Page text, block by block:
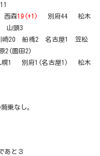
森19(+1)
別府44 松木
山頭3
崎20 船橋2 名古屋1 笠松
2(園田2)
府1(名古屋1) 松木
乗なし。
あと３